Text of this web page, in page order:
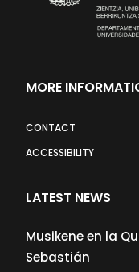
MORE
CONTACT
ACCESSIBILITY
LATEST NEWS
Musikene en la
Sebastián